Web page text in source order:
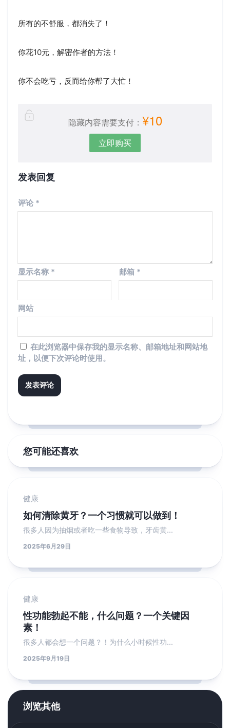
所有的不舒服，都消失了！
你花10元，解密作者的方法！
你不会吃亏，反而给你帮了大忙！
隐藏内容需要支付： ¥10
立即购买
发表回复
评论 *
显示名称 * 邮箱 *
网站
在此浏览器中保存我的显示名称、邮箱地址和网站地
址，以便下次评论时使用。
您可能还喜欢
健康
如何清除黄牙？一个习惯就可以做到！
很多人因为抽烟或者吃一些食物导致，牙齿黄...
2025年6月29日
健康
性功能勃起不能，什么问题？一个关键因
素！
很多人都会想一个问题？！为什么小时候性功...
2025年9月19日
浏览其他